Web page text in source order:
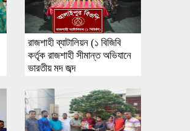
রাজশাহী ব্যাটালিয়ন (১ বিজিবি
কর্তৃক রাজশাহী সীমান্ত অভিযানে
ভারতীয় মদ জব্দ